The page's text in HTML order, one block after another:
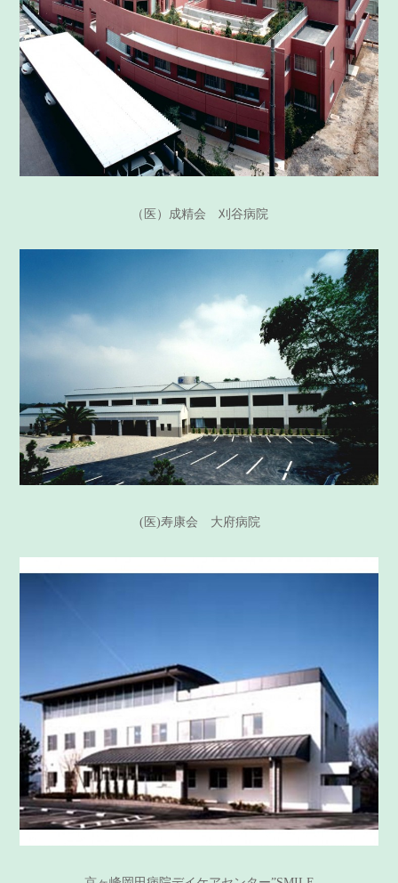
（医）成精会 刈谷病院
(医)寿康会 大府病院